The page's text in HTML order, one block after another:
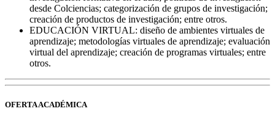
desde Colciencias; categorización de grupos de investigación;
creación de productos de investigación; entre otros.
EDUCACIÓN VIRTUAL: diseño de ambientes virtuales de
aprendizaje; metodologías virtuales de aprendizaje; evaluación
virtual del aprendizaje; creación de programas virtuales; entre
otros.
OFERTA ACADÉMICA